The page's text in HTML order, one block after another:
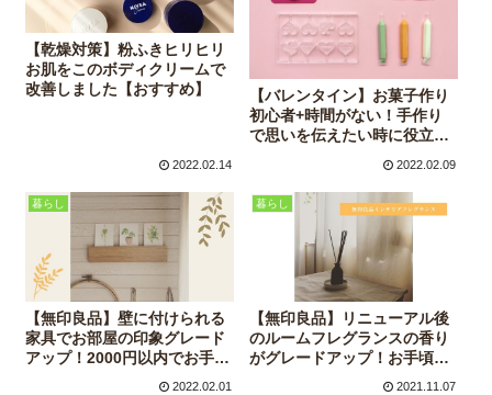
【乾燥対策】粉ふきヒリヒリ
お肌をこのボディクリームで
改善しました【おすすめ】
2022.02.14
【バレンタイン】お菓子作り
初心者+時間がない！手作り
で思いを伝えたい時に役立っ
2022.02.09
暮らし
【無印良品】壁に付けられる
家具でお部屋の印象グレード
アップ！2000円以内でお手頃
2022.02.01
暮らし
【無印良品】リニューアル後
のルームフレグランスの香り
がグレードアップ！お手頃フ
レグランススティックもご紹
2021.11.07